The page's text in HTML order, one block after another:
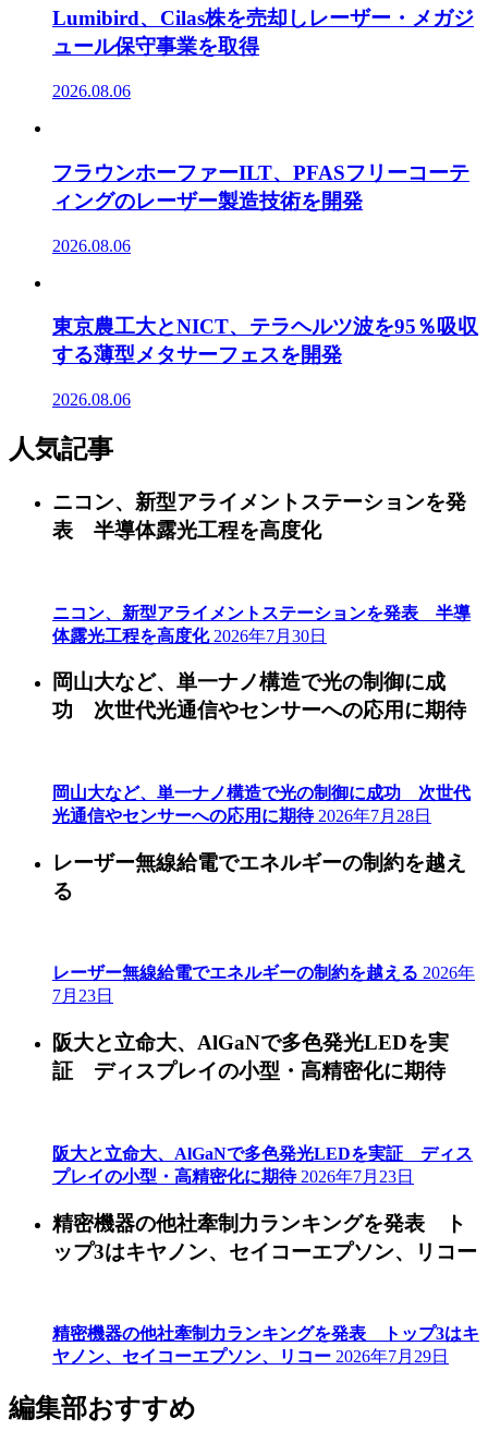
Lumibird、Cilas株を売却しレーザー・メガジ
ュール保守事業を取得
2026.08.06
フラウンホーファーILT、PFASフリーコーテ
ィングのレーザー製造技術を開発
2026.08.06
東京農工大とNICT、テラヘルツ波を95％吸収
する薄型メタサーフェスを開発
2026.08.06
人気記事
ニコン、新型アライメントステーションを発
表 半導体露光工程を高度化
ニコン、新型アライメントステーションを発表 半導
体露光工程を高度化 2026年7月30日
岡山大など、単一ナノ構造で光の制御に成
功 次世代光通信やセンサーへの応用に期待
岡山大など、単一ナノ構造で光の制御に成功 次世代
光通信やセンサーへの応用に期待 2026年7月28日
レーザー無線給電でエネルギーの制約を越え
る
レーザー無線給電でエネルギーの制約を越える 2026年
7月23日
阪大と立命大、AlGaNで多色発光LEDを実
証 ディスプレイの小型・高精密化に期待
阪大と立命大、AlGaNで多色発光LEDを実証 ディス
プレイの小型・高精密化に期待 2026年7月23日
精密機器の他社牽制力ランキングを発表 ト
ップ3はキヤノン、セイコーエプソン、リコー
精密機器の他社牽制力ランキングを発表 トップ3はキ
ヤノン、セイコーエプソン、リコー 2026年7月29日
編集部おすすめ